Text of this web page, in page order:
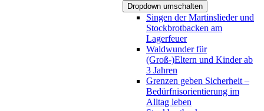
Dropdown umschalten
Singen der Martinslieder und
Stockbrotbacken am
Lagerfeuer
Waldwunder für
(Groß-)Eltern und Kinder ab
3 Jahren
Grenzen geben Sicherheit –
Bedürfnisorientierung im
Alltag leben